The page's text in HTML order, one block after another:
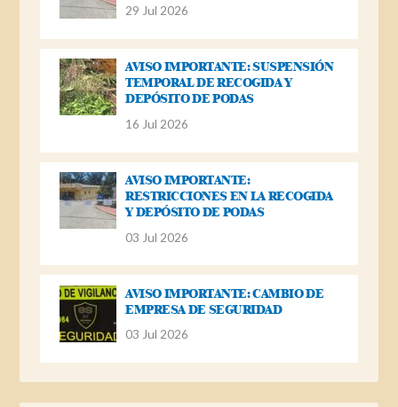
29 Jul 2026
AVISO IMPORTANTE: SUSPENSIÓN
TEMPORAL DE RECOGIDA Y
DEPÓSITO DE PODAS
16 Jul 2026
AVISO IMPORTANTE:
RESTRICCIONES EN LA RECOGIDA
Y DEPÓSITO DE PODAS
03 Jul 2026
AVISO IMPORTANTE: CAMBIO DE
EMPRESA DE SEGURIDAD
03 Jul 2026